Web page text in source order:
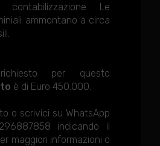
Le
ammontano a circa
per questo
è di Euro 450.000.
o scrivici su WhatsApp
indicando il
maggiori informazioni o